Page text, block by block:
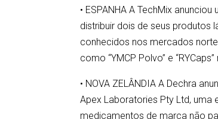
• ESPANHA A TechMix
distribuir dois de seus produtos
conhecidos nos mercados
como “YMCP Polvo” e
• NOVA ZELÂNDIA A Dechra
Apex Laboratories Pty Ltd, uma
medicamentos de marca não